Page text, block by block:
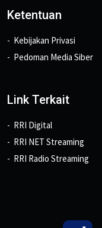
Ketentuan
Kebijakan Privasi
Pedoman Media Siber
Link Terkait
RRI Digital
RRI NET Streaming
RRI Radio Streaming